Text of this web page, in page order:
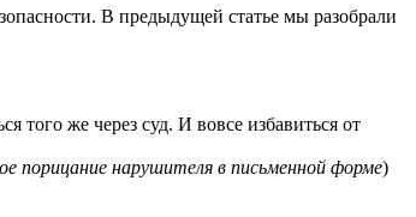
В предыдущей статье мы разобрали
же через суд. И вовсе избавиться от
порицание нарушителя в письменной форме)